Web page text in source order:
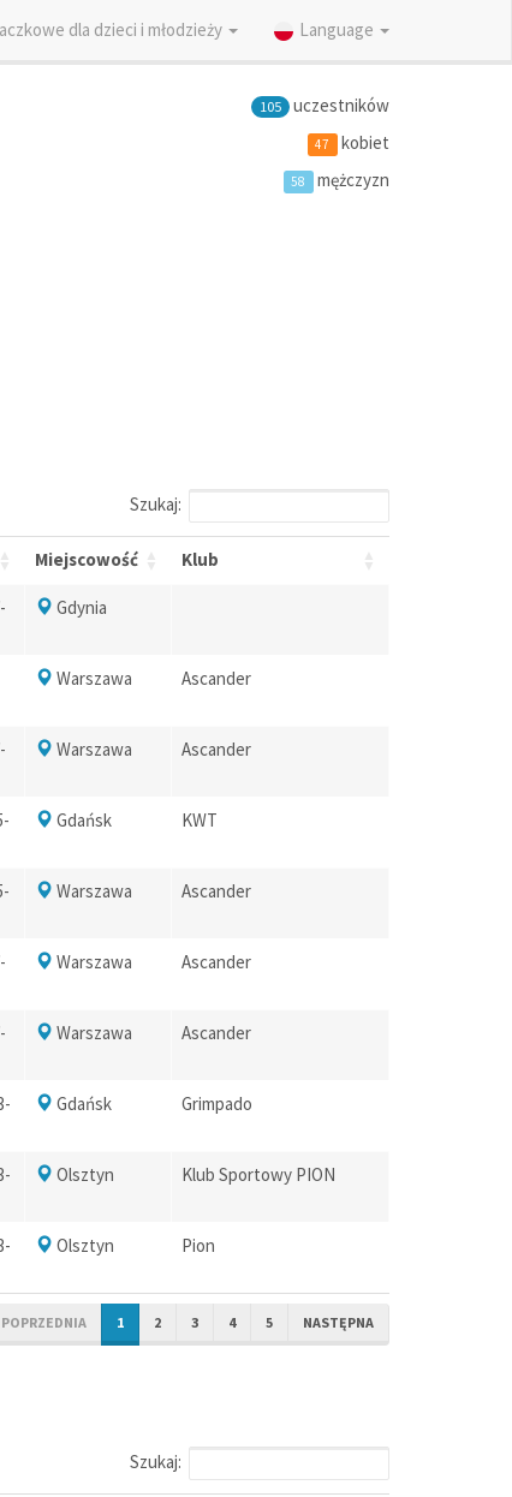
Language
dla dzieci i młodzieży
105 uczestników
47 kobiet
58 mężczyzn
Szukaj:
Miejscowość Klub
Gdynia
Warszawa Ascander
Warszawa Ascander
Gdańsk KWT
Warszawa Ascander
Warszawa Ascander
Warszawa Ascander
Gdańsk Grimpado
Olsztyn Klub Sportowy PION
Olsztyn Pion
POPRZEDNIA 1 2 3 4 5 NASTĘPNA
Szukaj: